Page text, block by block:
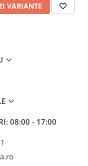
anti-static 65g
VARIANTE
08:00 - 17:00